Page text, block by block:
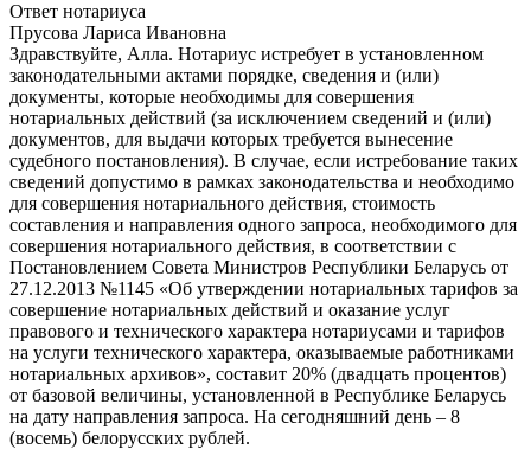
Ответ нотариуса
Прусова Лариса Ивановна
Здравствуйте, Алла. Нотариус истребует в установленном
законодательными актами порядке, сведения и (или)
документы, которые необходимы для совершения
нотариальных действий (за исключением сведений и (или)
документов, для выдачи которых требуется вынесение
судебного постановления). В случае, если истребование таких
сведений допустимо в рамках законодательства и необходимо
для совершения нотариального действия, стоимость
составления и направления одного запроса, необходимого для
совершения нотариального действия, в соответствии с
Постановлением Совета Министров Республики Беларусь от
27.12.2013 №1145 «Об утверждении нотариальных тарифов за
совершение нотариальных действий и оказание услуг
правового и технического характера нотариусами и тарифов
на услуги технического характера, оказываемые работниками
нотариальных архивов», составит 20% (двадцать процентов)
от базовой величины, установленной в Республике Беларусь
на дату направления запроса. На сегодняшний день – 8
(восемь) белорусских рублей.